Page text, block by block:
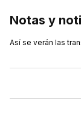
Notas y
Así se verán las